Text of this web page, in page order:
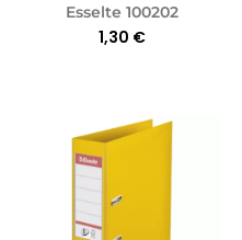
Esselte 100202
1,30 €